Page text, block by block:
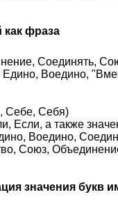
как фраза
Соединять,
Воедино,
Себе, Себя)
Если, а также
Воедино,
Союз,
значения букв